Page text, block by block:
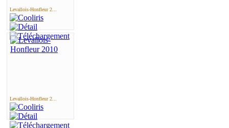
Levallois-Honfleur 2...
Levallois-Honfleur 2...